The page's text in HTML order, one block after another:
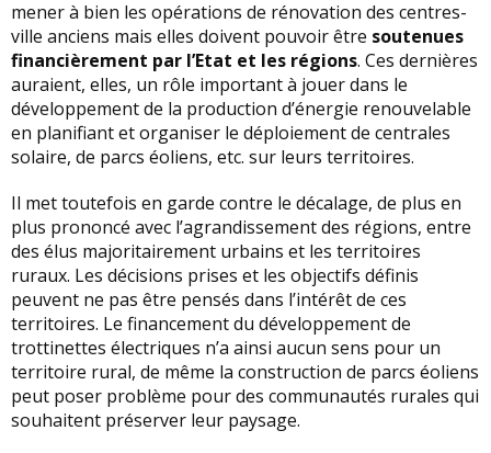
mener à bien les opérations de rénovation des centres-
ville anciens mais elles doivent pouvoir être soutenues
financièrement par l’Etat et les régions. Ces dernières
auraient, elles, un rôle important à jouer dans le
développement de la production d’énergie renouvelable
en planifiant et organiser le déploiement de centrales
solaire, de parcs éoliens, etc. sur leurs territoires.
Il met toutefois en garde contre le décalage, de plus en
plus prononcé avec l’agrandissement des régions, entre
des élus majoritairement urbains et les territoires
ruraux. Les décisions prises et les objectifs définis
peuvent ne pas être pensés dans l’intérêt de ces
territoires. Le financement du développement de
trottinettes électriques n’a ainsi aucun sens pour un
territoire rural, de même la construction de parcs éoliens
peut poser problème pour des communautés rurales qui
souhaitent préserver leur paysage.